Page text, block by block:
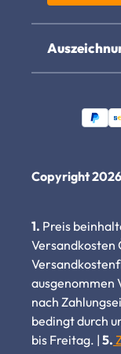
Copyright
1. Preis
Versandkosten
ausgenommen
nach
bedingt durch
bis Freitag. | 5.